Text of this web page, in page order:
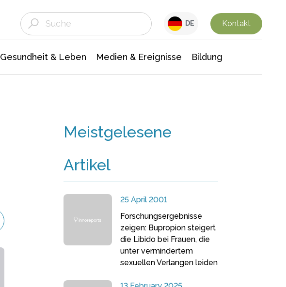
DE Kontakt
Gesundheit & Leben Medien & Ereignisse Bildung
Meistgelesene
Artikel
25 April 2001
Forschungsergebnisse
zeigen: Bupropion steigert
die Libido bei Frauen, die
unter vermindertem
sexuellen Verlangen leiden